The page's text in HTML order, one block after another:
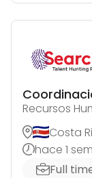
Recursos
Costa
hace 1
Full